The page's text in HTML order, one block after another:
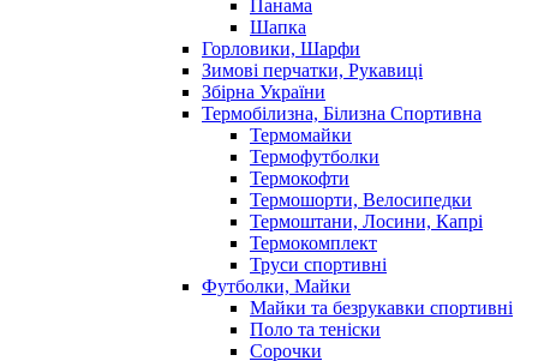
Панама
Шапка
Горловики, Шарфи
Зимові перчатки, Рукавиці
Збірна України
Термобілизна, Білизна Спортивна
Термомайки
Термофутболки
Термокофти
Термошорти, Велосипедки
Термоштани, Лосини, Капрі
Термокомплект
Труси спортивні
Футболки, Майки
Майки та безрукавки спортивні
Поло та теніски
Сорочки